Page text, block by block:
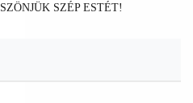
SZÉP ESTÉT!